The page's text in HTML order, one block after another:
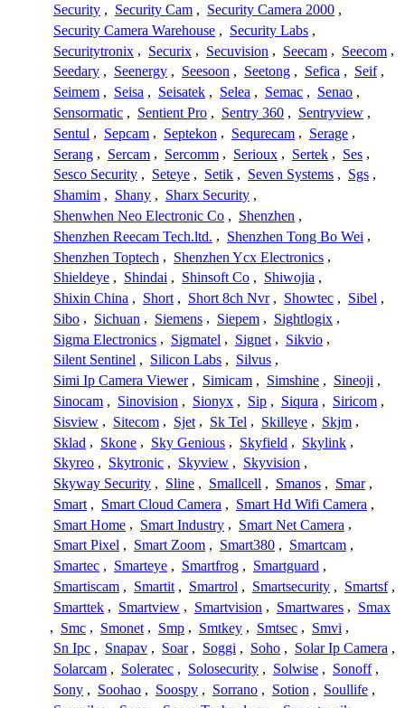
Security , Security Cam , Security Camera 2000 ,
Security Camera Warehouse , Security Labs ,
Securitytronix , Securix , Secuvision , Seecam , Seecom ,
Seedary , Seenergy , Seesoon , Seetong , Sefica , Seif ,
Seimem , Seisa , Seisatek , Selea , Semac , Senao ,
Sensormatic , Sentient Pro , Sentry 360 , Sentryview ,
Sentul , Sepcam , Septekon , Sequrecam , Serage ,
Serang , Sercam , Sercomm , Serioux , Sertek , Ses ,
Sesco Security , Seteye , Setik , Seven Systems , Sgs ,
Shamim , Shany , Sharx Security ,
Shenwhen Neo Electronic Co , Shenzhen ,
Shenzhen Reecam Tech.ltd. , Shenzhen Tong Bo Wei ,
Shenzhen Toptech , Shenzhen Ycx Electronics ,
Shieldeye , Shindai , Shinsoft Co , Shiwojia ,
Shixin China , Short , Short 8ch Nvr , Showtec , Sibel ,
Sibo , Sichuan , Siemens , Siepem , Sightlogix ,
Sigma Electronics , Sigmatel , Signet , Sikvio ,
Silent Sentinel , Silicon Labs , Silvus ,
Simi Ip Camera Viewer , Simicam , Simshine , Sineoji ,
Sinocam , Sinovision , Sionyx , Sip , Siqura , Siricom ,
Sisview , Sitecom , Sjet , Sk Tel , Skilleye , Skjm ,
Sklad , Skone , Sky Genious , Skyfield , Skylink ,
Skyreo , Skytronic , Skyview , Skyvision ,
Skyway Security , Sline , Smallcell , Smanos , Smar ,
Smart , Smart Cloud Camera , Smart Hd Wifi Camera ,
Smart Home , Smart Industry , Smart Net Camera ,
Smart Pixel , Smart Zoom , Smart380 , Smartcam ,
Smartec , Smarteye , Smartfrog , Smartguard ,
Smartiscam , Smartit , Smartrol , Smartsecurity , Smartsf ,
Smarttek , Smartview , Smartvision , Smartwares , Smax
, Smc , Smonet , Smp , Smtkey , Smtsec , Smvi ,
Sn Ipc , Snapav , Soar , Soggi , Soho , Solar Ip Camera ,
Solarcam , Soleratec , Solosecurity , Solwise , Sonoff ,
Sony , Soohao , Soospy , Sorrano , Sotion , Soullife ,